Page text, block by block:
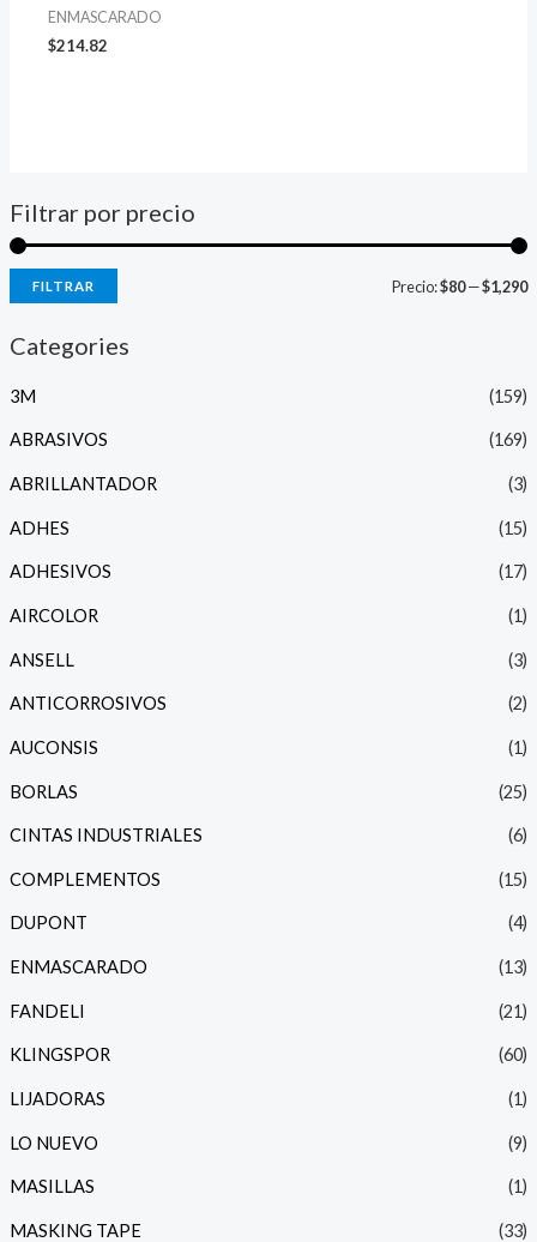
Filtrar por precio
PP
FILTRAR Precio:$80—$1,290
Categories
3M (159)
ABRASIVOS (169)
ABRILLANTADOR (3)
ADHES (15)
ADHESIVOS (17)
AIRCOLOR (1)
ANSELL (3)
ANTICORROSIVOS (2)
AUCONSIS (1)
BORLAS (25)
CINTAS INDUSTRIALES (6)
COMPLEMENTOS (15)
DUPONT (4)
ENMASCARADO (13)
FANDELI (21)
KLINGSPOR (60)
LIJADORAS (1)
LO NUEVO (9)
MASILLAS (1)
MASKING TAPE (33)
ENMASCARADO
$214.82